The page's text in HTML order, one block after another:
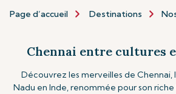
Page d’accueil Destinations
Chennai entre cultures
Découvrez les merveilles de Chennai,
Nadu en Inde, renommée pour son